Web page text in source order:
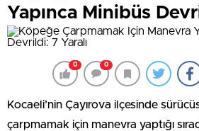
Yapınca Minibüs
0 0
Kocaeli’nin Çayırova ilçesinde
çarpmamak için manevra yaptığı